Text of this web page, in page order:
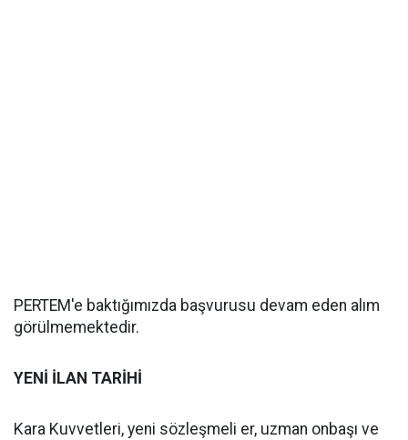
PERTEM'e baktığımızda başvurusu devam eden alım
görülmemektedir.
YENİ İLAN TARİHİ
Kara Kuvvetleri, yeni sözleşmeli er, uzman onbaşı ve